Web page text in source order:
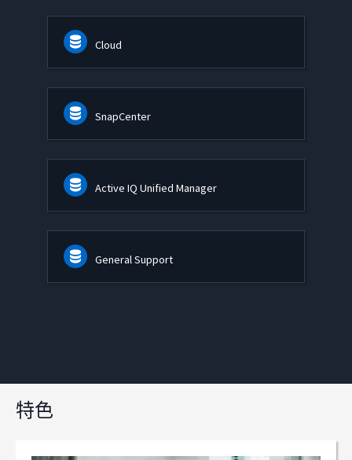
Cloud
SnapCenter
Active IQ Unified Manager
General Support
特色